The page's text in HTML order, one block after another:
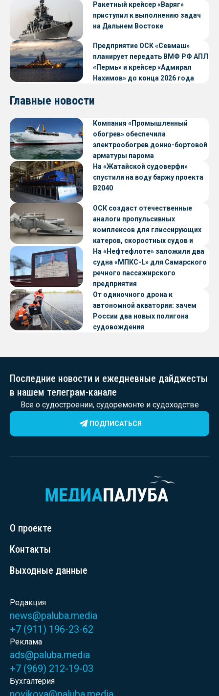
Ракетный крейсер «Варяг»
приступил к выполнению задач
на Дальнем Востоке
Предприятие ОСК «Севмаш»
планирует передать ВМФ РФ АПЛ
«Пермь» и крейсер «Адмирал
Нахимов» до конца 2026 года
Главные новости
Компания «Промышленный
обогрев» обеспечила
электрообогрев донно-бортовой
арматуры парома
«Петропавловск» проекта CNF22
На «Жатайской судоверфи»
спустили на воду баржу проекта
В2040
ОСК создаст отечественные
аналоги пропульсивных
комплексов для глиссирующих
катеров, скоростных судов и
судов с малой осадкой
На «Нефтефлоте» заложили два
судна «МПКС-L» для Самарского
речного пассажирского
предприятия
От одиночного дрона к
автономной акватории: зачем
России два новых полигона
судовождения
Последние новости и ежедневные дайджесты
в нашем телеграм-канале
Все о судостроении, судоремонте и судоходстве
ПОДПИСАТЬСЯ
О проекте
Контакты
Выходные данные
Редакция
news@paluba.media
+7 (911) 196-23-62
Реклама
ads@paluba.media
+7 (969) 212-19-03
Бухгалтерия